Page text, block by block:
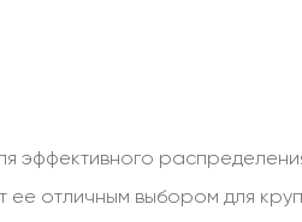
эффективного
ее отличным выбором для